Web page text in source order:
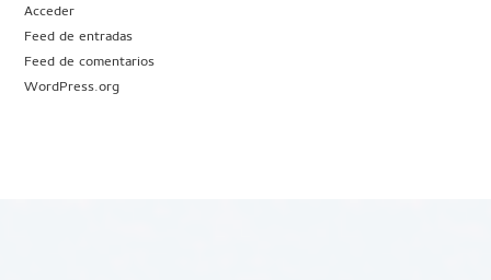
Acceder
Feed de entradas
Feed de comentarios
WordPress.org